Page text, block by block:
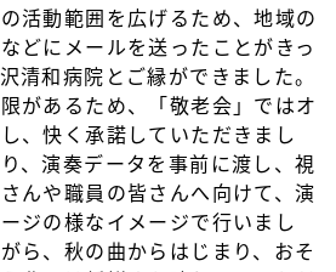
活動範囲を広げるため、地域の
どにメールを送ったことがきっ
清和病院とご縁ができました。
があるため、「敬老会」ではオ
、快く承諾していただきまし
、演奏データを事前に渡し、視
んや職員の皆さんへ向けて、演
ジの様なイメージで行いまし
ら、秋の曲からはじまり、おそ